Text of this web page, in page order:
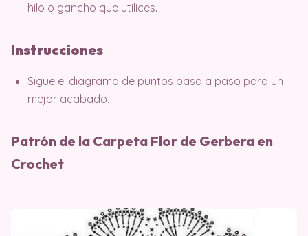
hilo o gancho que utilices.
Instrucciones
Sigue el diagrama de puntos paso a paso para un
mejor acabado.
Patrón de la Carpeta Flor de Gerbera en
Crochet